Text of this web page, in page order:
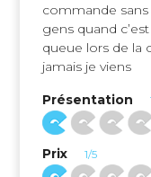
commande sans
gens quand
queue lors de la
jamais je viens
Présentation
Prix 1/5